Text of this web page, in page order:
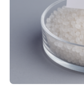
Forschende an der
mit Kollegen aus
Schweiz direkt